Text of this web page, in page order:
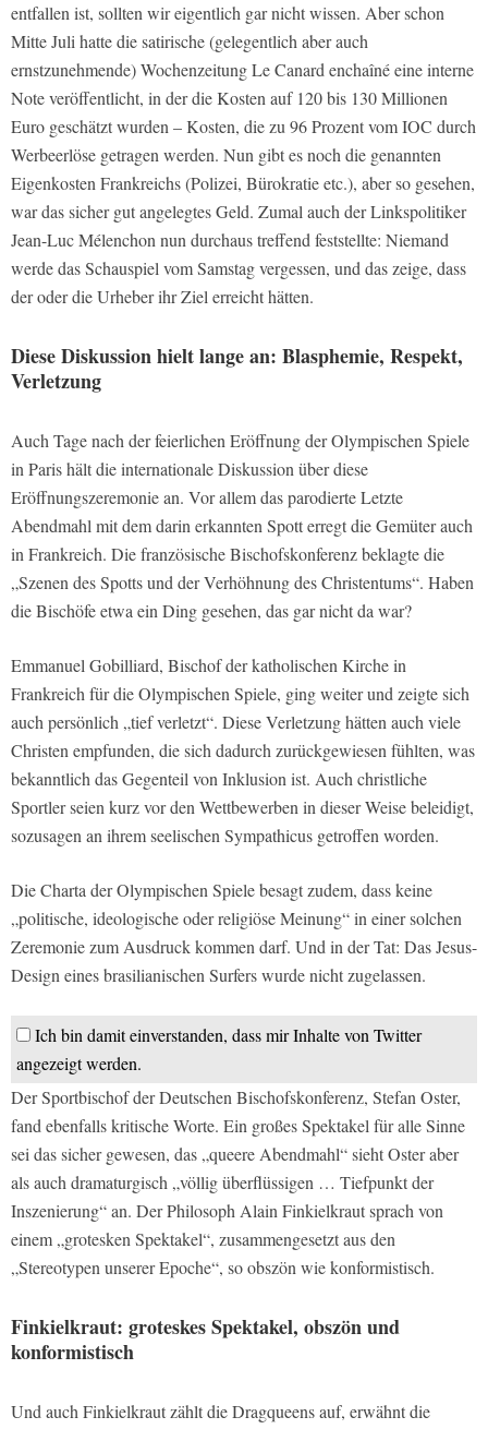
entfallen ist, sollten wir eigentlich gar nicht wissen. Aber schon
Mitte Juli hatte die satirische (gelegentlich aber auch
ernstzunehmende) WochenzeitungLe Canard enchaînéeine interne
Note veröffentlicht, in der die Kosten auf 120 bis 130 Millionen
Euro geschätzt wurden – Kosten, die zu 96 Prozent vom IOC durch
Werbeerlöse getragen werden. Nun gibt es noch die genannten
Eigenkosten Frankreichs (Polizei, Bürokratie etc.), aber so gesehen,
war das sicher gut angelegtes Geld. Zumal auch der Linkspolitiker
Jean-Luc Mélenchon nun durchaus treffend feststellte: Niemand
werde das Schauspiel vom Samstag vergessen, und das zeige, dass
der oder die Urheber ihr Ziel erreicht hätten.
Diese Diskussion hielt lange an: Blasphemie, Respekt,
Verletzung
Auch Tage nach der feierlichen Eröffnung der Olympischen Spiele
in Paris hält die internationale Diskussion über diese
Eröffnungszeremonie an. Vor allem das parodierte Letzte
Abendmahl mit dem darin erkannten Spott erregt die Gemüter auch
in Frankreich. Die französische Bischofskonferenz beklagte die
„Szenen des Spotts und der Verhöhnung des Christentums“. Haben
die Bischöfe etwa ein Ding gesehen, das gar nicht da war?
Emmanuel Gobilliard, Bischof der katholischen Kirche in
Frankreich für die Olympischen Spiele, ging weiter und zeigte sich
auch persönlich „tief verletzt“. Diese Verletzung hätten auch viele
Christen empfunden, die sich dadurch zurückgewiesen fühlten, was
bekanntlich das Gegenteil von Inklusion ist. Auch christliche
Sportler seien kurz vor den Wettbewerben in dieser Weise beleidigt,
sozusagen an ihrem seelischen Sympathicus getroffen worden.
Die Charta der Olympischen Spiele besagt zudem, dass keine
„politische, ideologische oder religiöse Meinung“ in einer solchen
Zeremonie zum Ausdruck kommen darf. Und in der Tat: Das Jesus-
Design eines brasilianischen Surfers wurde nicht zugelassen.
Ich bin damit einverstanden, dass mir Inhalte von Twitter
angezeigt werden.
Der Sportbischof der Deutschen Bischofskonferenz, Stefan Oster,
fand ebenfalls kritische Worte. Ein großes Spektakel für alle Sinne
sei das sicher gewesen, das „queere Abendmahl“ sieht Oster aber
als auch dramaturgisch „völlig überflüssigen … Tiefpunkt der
Inszenierung“ an. Der Philosoph Alain Finkielkraut sprach von
einem „grotesken Spektakel“, zusammengesetzt aus den
„Stereotypen unserer Epoche“, so obszön wie konformistisch.
Finkielkraut: groteskes Spektakel, obszön und
konformistisch
Und auch Finkielkraut zählt die Dragqueens auf, erwähnt die